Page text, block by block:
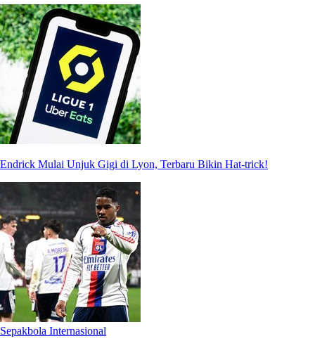
Endrick Mulai Unjuk Gigi di Lyon, Terbaru Bikin Hat-trick!
Sepakbola Internasional